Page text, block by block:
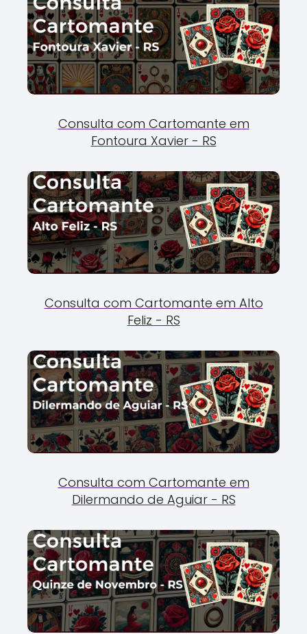
Consulta com Cartomante em
Fontoura Xavier - RS
Consulta com Cartomante em Alto
Feliz - RS
Consulta com Cartomante em
Dilermando de Aguiar - RS